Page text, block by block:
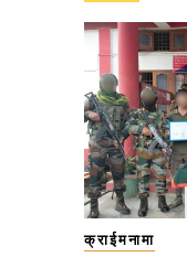
क्राईमनामा